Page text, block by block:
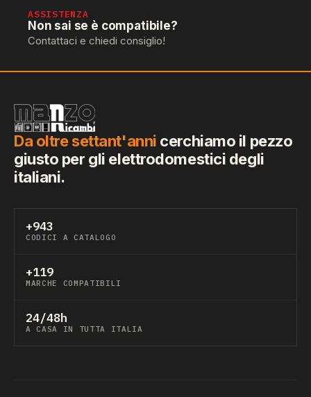
ASSISTENZA
Non sai se è compatibile?
Contattaci e chiedi consiglio!
Da oltre settant'anni cerchiamo il pezzo
giusto per gli elettrodomestici degli
italiani.
+943
CODICI A CATALOGO
+119
MARCHE COMPATIBILI
24/48h
A CASA IN TUTTA ITALIA